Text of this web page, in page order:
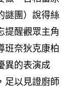
謎團）說得絲
提醒觀眾主角
班奈狄克康柏
異的表演成
足以見證廚師